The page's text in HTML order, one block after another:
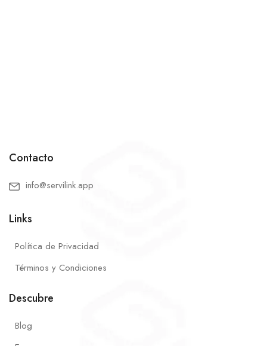
Contacto
info@servilink.app
Links
Política de Privacidad
Términos y Condiciones
Descubre
Blog